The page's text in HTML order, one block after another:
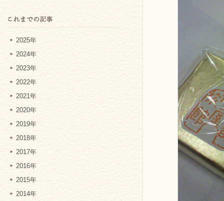
2025年
2024年
2023年
2022年
2021年
2020年
2019年
2018年
2017年
2016年
2015年
2014年